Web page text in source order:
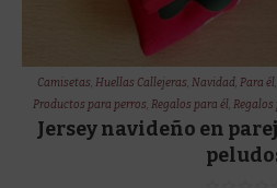
Camisetas, Huellas Callejeras, Navidad, Para él,
Productos para perros,Regalos para él,
Jersey navideño en